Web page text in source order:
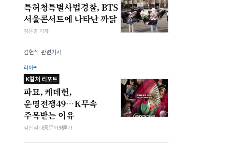
특허청특별사법경찰, BTS
서울콘서트에 나타난 까닭
강은경 기자
김헌식 관련기사
라이프
K컬처 리포트
파묘, 케데헌,
운명전쟁49…K무속
주목받는 이유
김헌식 대중문화평론가